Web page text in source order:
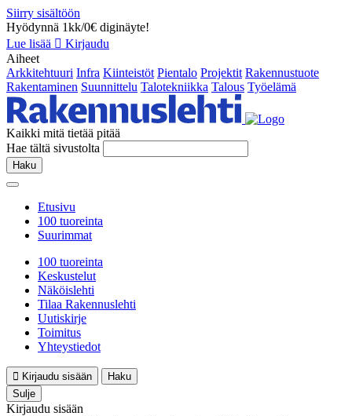
Siirry sisältöön
Hyödynnä 1kk/0€ diginäyte!
Lue lisää
Kirjaudu
Aiheet
Arkkitehtuuri Infra Kiinteistöt Pientalo Projektit Rakennustuote
Rakentaminen Suunnittelu Talotekniikka Talous Työelämä
Kaikki mitä tietää pitää
Hae tältä sivustolta
Haku
Etusivu
100 tuoreinta
Suurimmat
100 tuoreinta
Keskustelut
Näköislehti
Tilaa Rakennuslehti
Uutiskirje
Toimitus
Yhteystiedot
Kirjaudu sisään
Haku
Sulje
Kirjaudu sisään